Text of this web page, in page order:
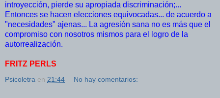
introyección, pierde su apropiada discriminación;...
Entonces se hacen elecciones equivocadas... de acuerdo a
"necesidades" ajenas... La agresión sana no es más que el
compromiso con nosotros mismos para el logro de la
autorrealización.
FRITZ PERLS
Psicoletra en 21:44 No hay comentarios: